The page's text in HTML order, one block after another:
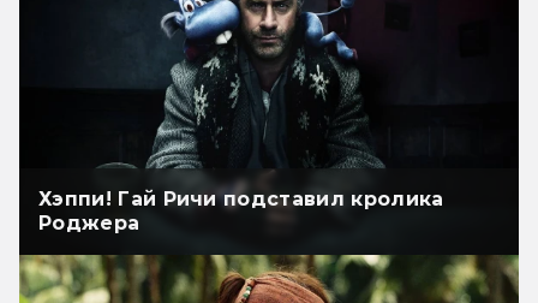
Хэппи! Гай Ричи подставил кролика
Роджера